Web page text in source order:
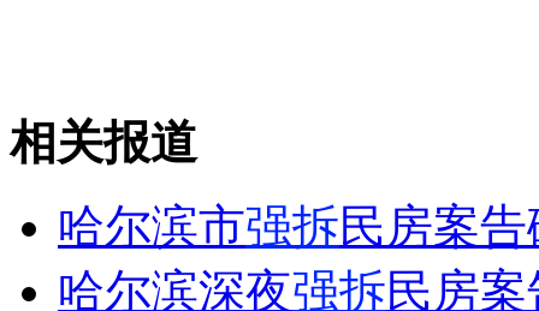
头发卷入吹风机 消防员来解围
山西运城恶犬咬伤多人 警民合力深夜将其击毙
相关报道
哈尔滨市强拆民房案
哈尔滨深夜强拆民房